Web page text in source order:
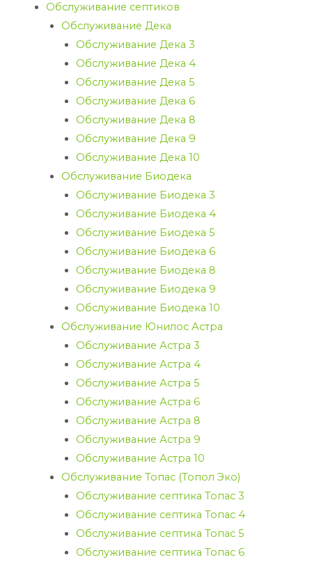
Обслуживание септиков
Обслуживание Дека
Обслуживание Дека 3
Обслуживание Дека 4
Обслуживание Дека 5
Обслуживание Дека 6
Обслуживание Дека 8
Обслуживание Дека 9
Обслуживание Дека 10
Обслуживание Биодека
Обслуживание Биодека 3
Обслуживание Биодека 4
Обслуживание Биодека 5
Обслуживание Биодека 6
Обслуживание Биодека 8
Обслуживание Биодека 9
Обслуживание Биодека 10
Обслуживание Юнилос Астра
Обслуживание Астра 3
Обслуживание Астра 4
Обслуживание Астра 5
Обслуживание Астра 6
Обслуживание Астра 8
Обслуживание Астра 9
Обслуживание Астра 10
Обслуживание Топас (Топол Эко)
Обслуживание септика Топас 3
Обслуживание септика Топас 4
Обслуживание септика Топас 5
Обслуживание септика Топас 6